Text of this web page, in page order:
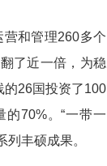
和管理260多个
了近一倍，为稳
的26国投资了100
70%。“一带一
列丰硕成果。